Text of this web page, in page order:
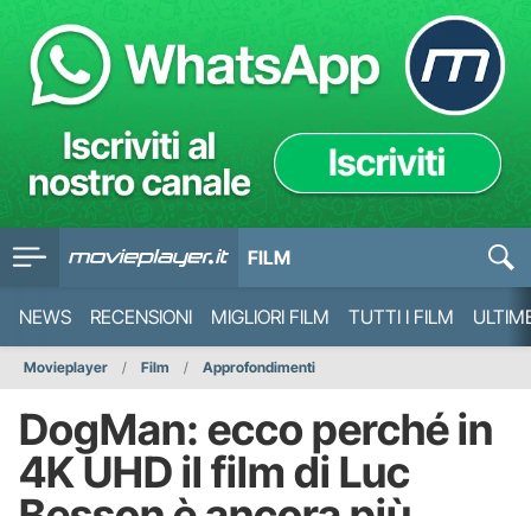
FILM
NEWS RECENSIONI MIGLIORI FILM TUTTI I FILM
Movieplayer Film Approfondimenti
DogMan: ecco perché in
4K UHD il film di Luc